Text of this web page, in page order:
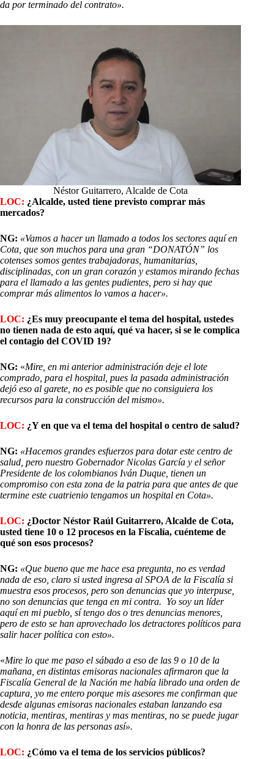
da por terminado del contrato».
Néstor Guitarrero, Alcalde de Cota
LOC: ¿Alcalde, usted tiene previsto comprar más
mercados?
NG: «Vamos a hacer un llamado a todos los sectores aquí en
Cota, que son muchos para una gran “DONATÓN” los
cotenses somos gentes trabajadoras, humanitarias,
disciplinadas, con un gran corazón y estamos mirando fechas
para el llamado a las gentes pudientes, pero si hay que
comprar más alimentos lo vamos a hacer».
LOC: ¿Es muy preocupante el tema del hospital, ustedes
no tienen nada de esto aquí, qué va hacer, si se le complica
el contagio del COVID 19?
NG: «Mire, en mi anterior administración deje el lote
comprado, para el hospital, pues la pasada administración
dejó eso al garete, no es posible que no consiguiera los
recursos para la construcción del mismo».
LOC: ¿Y en que va el tema del hospital o centro de salud?
NG: «Hacemos grandes esfuerzos para dotar este centro de
salud, pero nuestro Gobernador Nicolas García y el señor
Presidente de los colombianos Iván Duque, tienen un
compromiso con esta zona de la patria para que antes de que
termine este cuatrienio tengamos un hospital en Cota».
LOC: ¿Doctor Néstor Raúl Guitarrero, Alcalde de Cota,
usted tiene 10 o 12 procesos en la Fiscalía, cuénteme de
qué son esos procesos?
NG: «Que bueno que me hace esa pregunta, no es verdad
nada de eso, claro si usted ingresa al SPOA de la Fiscalía si
muestra esos procesos, pero son denuncias que yo interpuse,
no son denuncias que tenga en mi contra. Yo soy un líder
aquí en mi pueblo, sí tengo dos o tres denuncias menores,
pero de esto se han aprovechado los detractores políticos para
salir hacer política con esto».
«Mire lo que me paso el sábado a eso de las 9 o 10 de la
mañana, en distintas emisoras nacionales afirmaron que la
Fiscalía General de la Nación me había librado una orden de
captura, yo me entero porque mis asesores me confirman que
desde algunas emisoras nacionales estaban lanzando esa
noticia, mentiras, mentiras y mas mentiras, no se puede jugar
con la honra de las personas así».
LOC: ¿Cómo va el tema de los servicios públicos?